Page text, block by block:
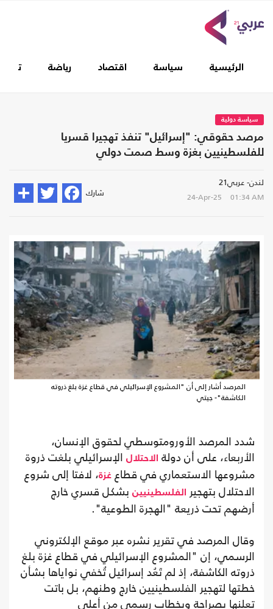
الرئيسية سياسة اقتصاد رياضة
سياسة دولية
مرصد حقوقي: "إسرائيل" تنفذ تهجيرا قسريا
للفلسطينيين بغزة وسط صمت دولي
لندن- عربي21
24-Apr-25 01:34 AM شارك
المرصد أشار إلى أن "المشروع الإسرائيلي في قطاع غزة بلغ ذروته
الكاشفة"- جيتي
شدد المرصد الأورومتوسطي لحقوق الإنسان،
الأربعاء، على أن دولة الاحتلال الإسرائيلي بلغت ذروة
مشروعها الاستعماري في قطاع غزة، لافتا إلى شروع
الاحتلال بتهجير الفلسطينيين بشكل قسري خارج
أرضهم تحت ذريعة "الهجرة الطوعية".
وقال المرصد في تقرير نشره عبر موقع الإلكتروني
الرسمي، إن "المشروع الإسرائيلي في قطاع غزة بلغ
ذروته الكاشفة، إذ لم تَعُد إسرائيل تُخفي نواياها بشأن
خطتها لتهجير الفلسطينيين خارج وطنهم، بل باتت
تعلنها بصراحة وبخطاب رسمي من أعلى